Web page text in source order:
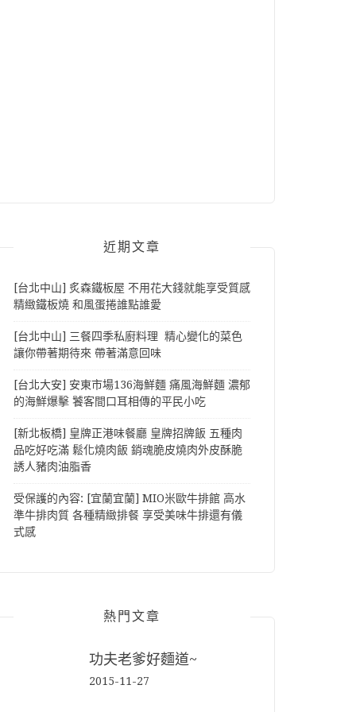
近期文章
[台北中山] 炙森鐵板屋 不用花大錢就能享受質感
精緻鐵板燒 和風蛋捲誰點誰愛
[台北中山] 三餐四季私廚料理 精心變化的菜色
讓你帶著期待來 帶著滿意回味
[台北大安] 安東市場136海鮮麵 痛風海鮮麵 濃郁
的海鮮爆擊 饕客間口耳相傳的平民小吃
[新北板橋] 皇牌正港味餐廳 皇牌招牌飯 五種肉
品吃好吃滿 鬆化燒肉飯 銷魂脆皮燒肉外皮酥脆
誘人豬肉油脂香
受保護的內容: [宜蘭宜蘭] MIO米歐牛排館 高水
準牛排肉質 各種精緻排餐 享受美味牛排還有儀
式感
熱門文章
功夫老爹好麵道~
2015-11-27